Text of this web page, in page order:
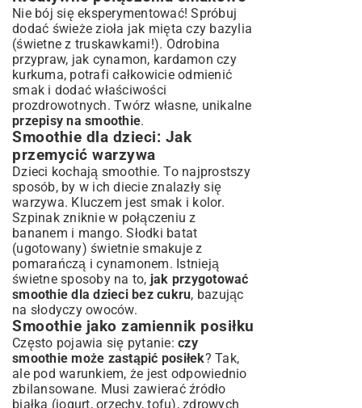
Nie bój się eksperymentować! Spróbuj
dodać świeże zioła jak mięta czy bazylia
(świetne z truskawkami!). Odrobina
przypraw, jak cynamon, kardamon czy
kurkuma, potrafi całkowicie odmienić
smak i dodać właściwości
prozdrowotnych. Twórz własne, unikalne
przepisy na smoothie.
Smoothie dla dzieci: Jak
przemycić warzywa
Dzieci kochają smoothie. To najprostszy
sposób, by w ich diecie znalazły się
warzywa. Kluczem jest smak i kolor.
Szpinak zniknie w połączeniu z
bananem i mango. Słodki batat
(ugotowany) świetnie smakuje z
pomarańczą i cynamonem. Istnieją
świetne sposoby na to, jak przygotować
smoothie dla dzieci bez cukru, bazując
na słodyczy owoców.
Smoothie jako zamiennik posiłku
Często pojawia się pytanie: czy
smoothie może zastąpić posiłek? Tak,
ale pod warunkiem, że jest odpowiednio
zbilansowane. Musi zawierać źródło
białka (jogurt, orzechy, tofu), zdrowych